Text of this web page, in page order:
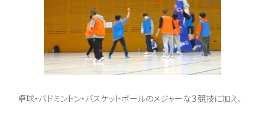
Voice
教員メッセージ
在校生メッセージ
卓球・バドミントン・バスケットボールのメジャーな３競技に加え、